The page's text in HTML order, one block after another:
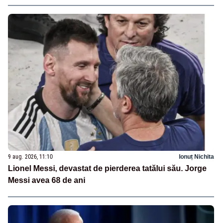
9 aug. 2026, 11:10 Ionuț Nichita
Lionel Messi, devastat de pierderea tatălui său. Jorge
Messi avea 68 de ani